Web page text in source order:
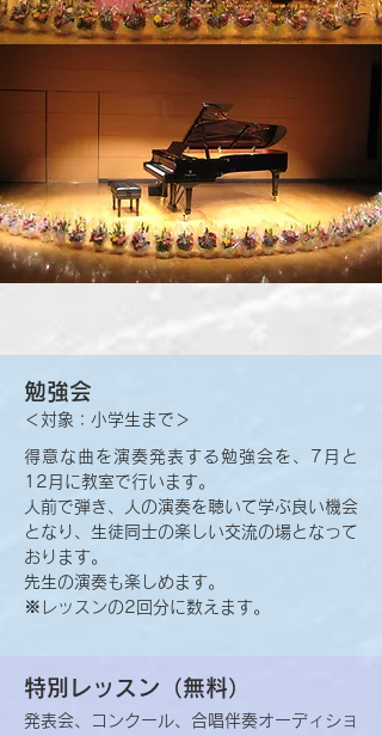
勉強会
＜対象：小学生まで＞
得意な曲を演奏発表する勉強会を、7月 と
12月に教室で行います。
人前で弾き、人の演奏を聴いて学ぶ良い機会
となり、生徒同士の楽しい交流の場となって
おります。
先生の演奏も楽しめます。
※レッスンの2回分に数えます。
特別レッスン（無料）
発表会、コンクール、合唱伴奏オーディショ